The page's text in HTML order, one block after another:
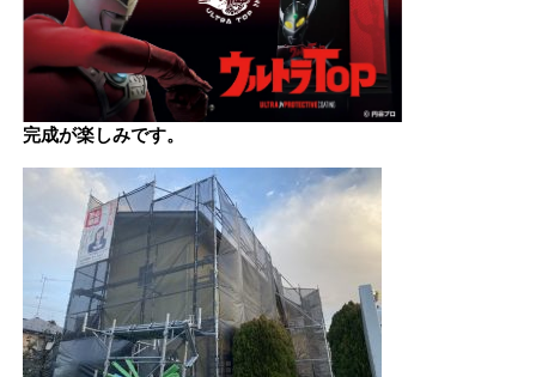
完成が楽しみです。